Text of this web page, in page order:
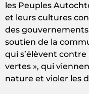
les Peuples
et leurs cultures
des
soutien de la
qui s’élèvent
vertes », qui
nature et violer les